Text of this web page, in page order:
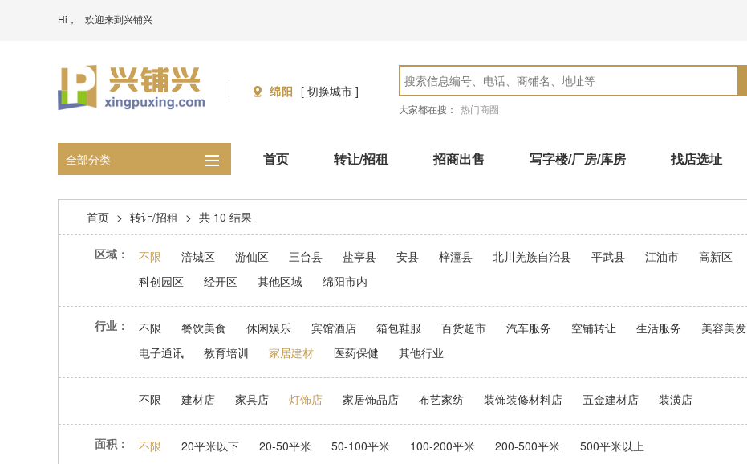
Hi， 欢迎来到兴铺兴
绵阳 [ 切换城市 ]
大家都在搜： 热门商圈
全部分类 首页 转让/招租 招商出售 写字楼/厂房/库房 找店选址
首页 > 转让/招租 > 共 10 结果
区域： 不限 涪城区 游仙区 三台县 盐亭县 安县 梓潼县 北川羌族自治县 平武县 江油市
高新区
科创园区
经开区 其他区域 绵阳市内
行业： 不限 餐饮美食 休闲娱乐 宾馆酒店 箱包鞋服 百货超市 汽车服务 空铺转让 生活服务
美容美发
电子通讯
教育培训 家居建材 医药保健 其他行业
不限 建材店 家具店 灯饰店 家居饰品店 布艺家纺 装饰装修材料店 五金建材店 装潢店
面积： 不限 20平米以下 20-50平米 50-100平米 100-200平米 200-500平米 500平米以上